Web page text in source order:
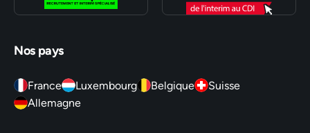
Nos pays
France Luxembourg Belgique
Suisse
Allemagne